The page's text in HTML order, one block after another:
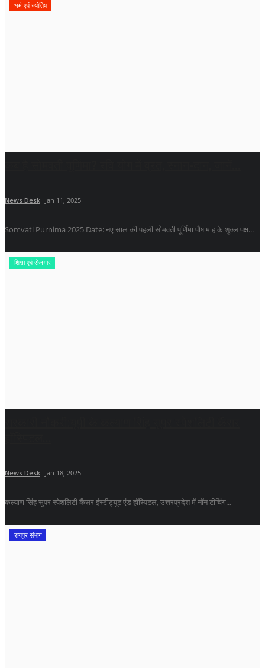
धर्म एवं ज्योतिष
News Desk Jan 11, 2025
Somvati Purnima 2025 Date: नए साल की पहली सोमवती पूर्णिमा पौष माह के शुक्ल पक्ष...
शिक्षा एवं रोजगार
News Desk Jan 18, 2025
कल्याण सिंह सुपर स्पेशलिटी कैंसर इंस्टीट्यूट एंड हॉस्पिटल, उत्तरप्रदेश में नॉन टीचिंग...
रायपुर संभाग